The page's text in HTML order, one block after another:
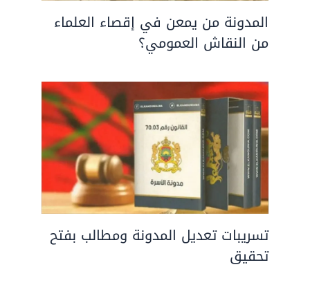
المدونة من يمعن في إقصاء العلماء
من النقاش العمومي؟
تسريبات تعديل المدونة ومطالب بفتح
تحقيق